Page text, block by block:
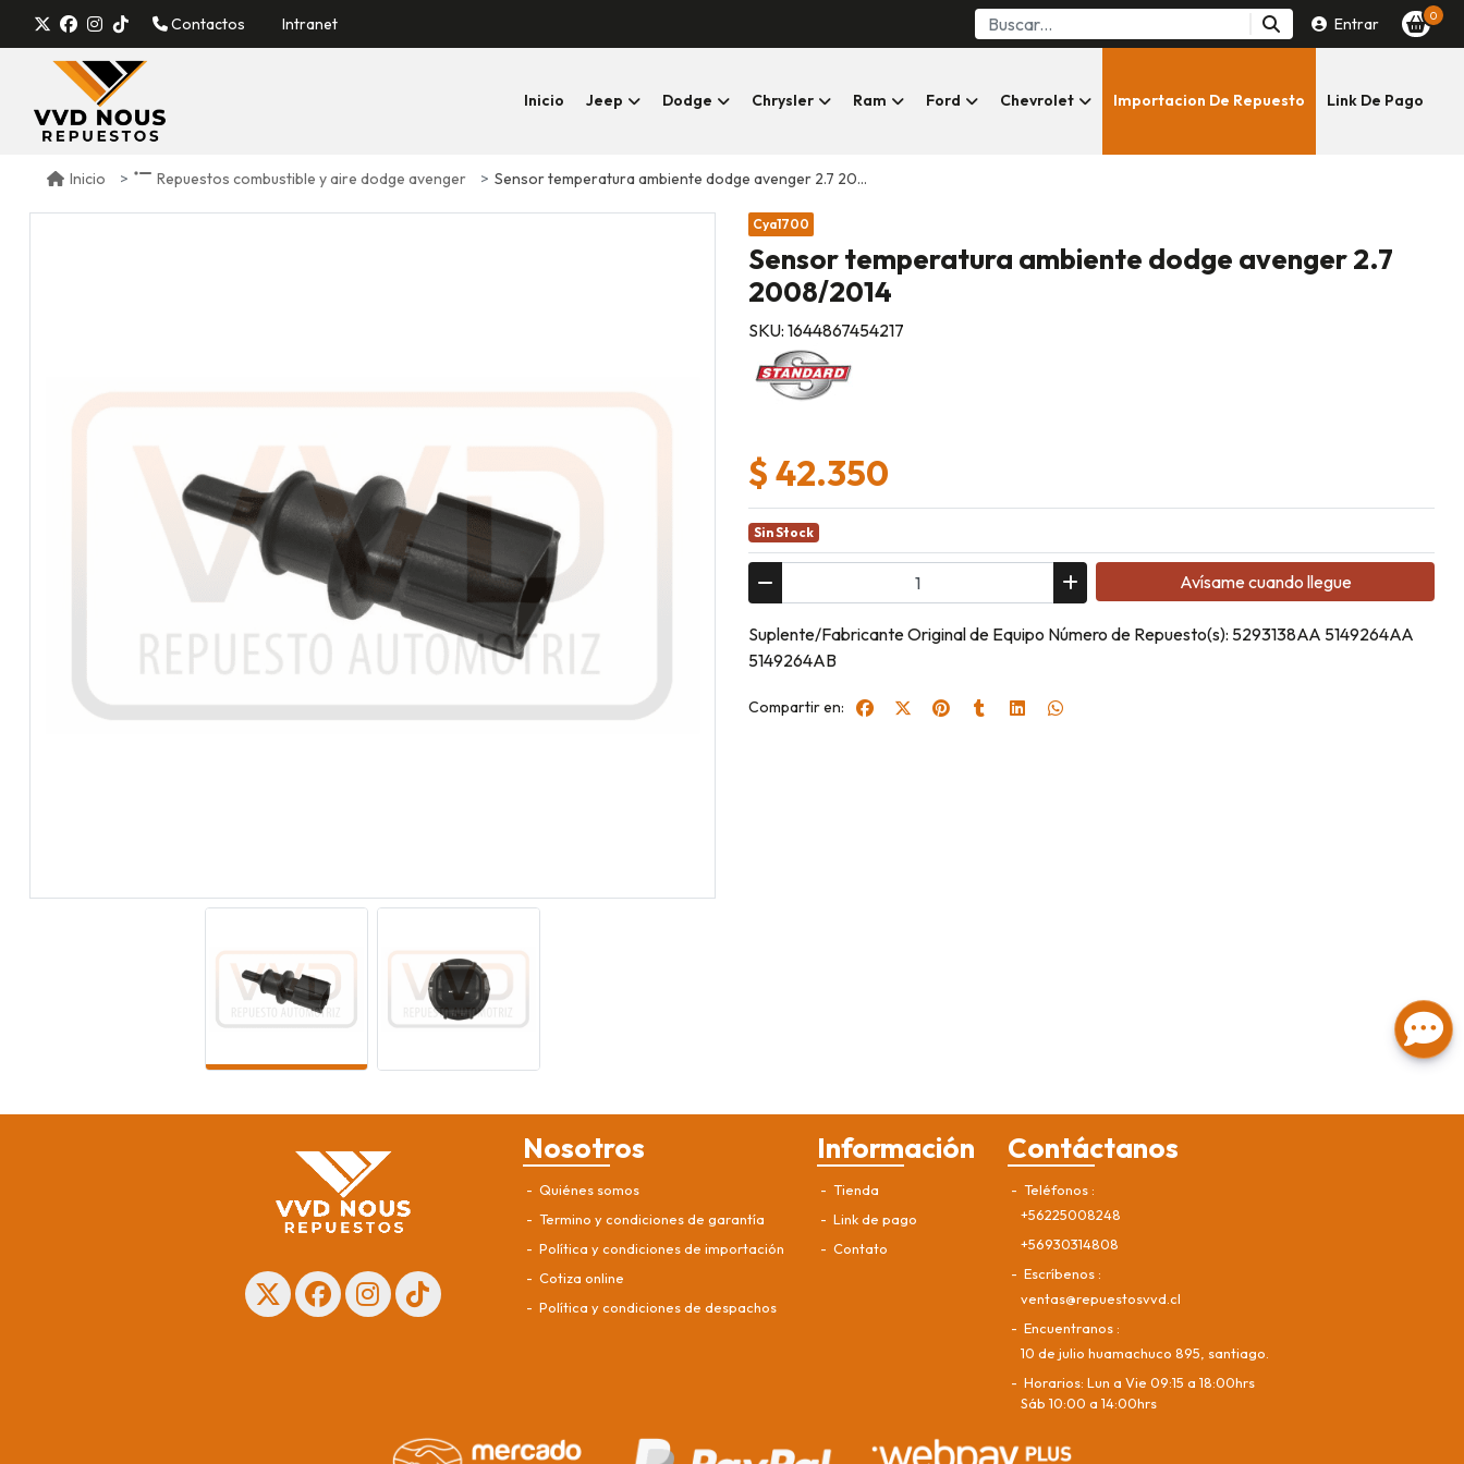
Contactos Intranet Entrar 0
Inicio Jeep Dodge Chrysler Ram Ford Chevrolet Importacion De Repuesto Link De Pago
Inicio Repuestos combustible y aire dodge avenger Sensor temperatura ambiente dodge avenger 2.7 2008/2014
Cya1700
Sensor temperatura ambiente dodge avenger 2.7
2008/2014
SKU: 1644867454217
$ 42.350
Sin Stock
Avísame cuando llegue
Suplente/Fabricante Original de Equipo Número de Repuesto(s): 5293138AA 5149264AA
5149264AB
Compartir en:
Nosotros
Quiénes somos
Termino y condiciones de garantía
Política y condiciones de importación
Cotiza online
Política y condiciones de despachos
Información
Tienda
Link de pago
Contato
Contáctanos
Teléfonos
+56225008248
+56930314808
Escríbenos
ventas@repuestosvvd.cl
Encuentranos
10 de julio huamachuco 895, santiago.
Horarios: Lun a Vie 09:15 a 18:00hrs
Sáb 10:00 a 14:00hrs